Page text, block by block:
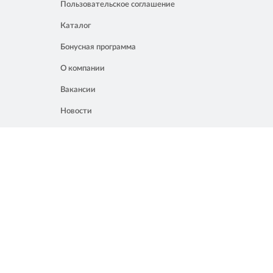
Пользовательское соглашение
Каталог
Бонусная программа
О компании
Вакансии
Новости